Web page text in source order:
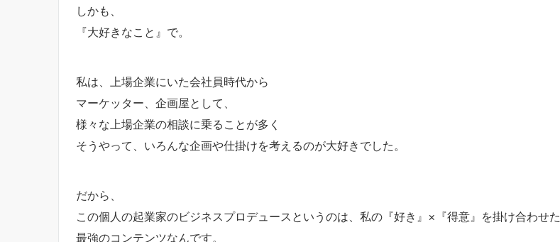
しかも、
『大好きなこと』で。
私は、上場企業にいた会社員時代から
マーケッター、企画屋として、
様々な上場企業の相談に乗ることが多く
そうやって、いろんな企画や仕掛けを考えるのが大好きでした。
だから、
この個人の起業家のビジネスプロデュースというのは、私の『好き』×『得意』を掛け合わせた
最強のコンテンツなんです。